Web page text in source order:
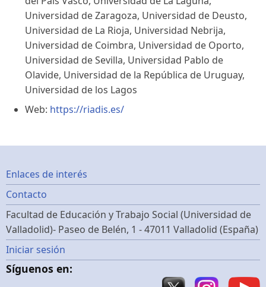
Universidad de Zaragoza, Universidad de Deusto,
Universidad de La Rioja, Universidad Nebrija,
Universidad de Coimbra, Universidad de Oporto,
Universidad de Sevilla, Universidad Pablo de
Olavide, Universidad de la República de Uruguay,
Universidad de los Lagos
Web: https://riadis.es/
Footer
menu
Enlaces de interés
Contacto
Facultad de Educación y Trabajo Social (Universidad de
Valladolid)- Paseo de Belén, 1 - 47011 Valladolid (España)
Menú
Iniciar sesión
Síguenos en: